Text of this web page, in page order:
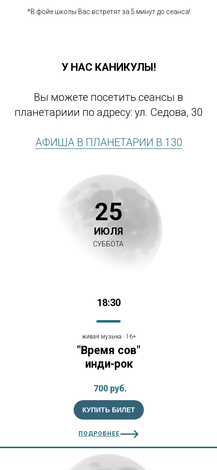
*В фойе школы Вас встретят за 5 минут до сеанса!
У НАС КАНИКУЛЫ!
Вы можете посетить сеансы в
планетариии по адресу: ул. Седова, 30
АФИША В ПЛАНЕТАРИИ В 130
18:30
"Время сов"
инди-рок
живая музыка · 16+
ИЮЛЯ
25
СУББОТА
КУПИТЬ БИЛЕТ
ПОДРОБНЕЕ
700 руб.